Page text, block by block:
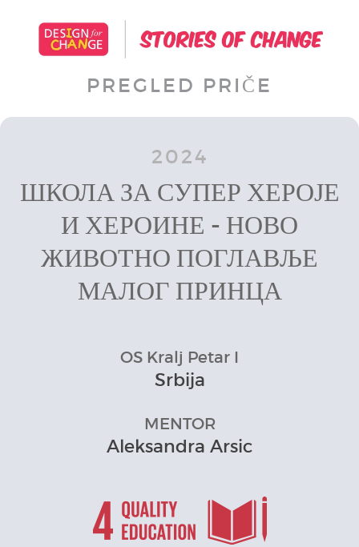
PREGLED PRIČE
2024
ШКОЛА ЗА СУПЕР ХЕРОЈЕ
И ХЕРОИНЕ - НОВО
ЖИВОТНО ПОГЛАВЉЕ
МАЛОГ ПРИНЦА
OS Kralj Petar I
Srbija
MENTOR
Aleksandra Arsic